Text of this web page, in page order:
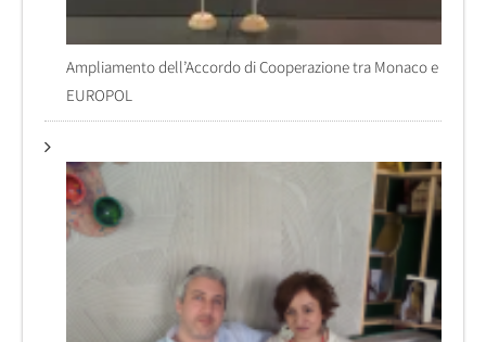
Ampliamento dell’Accordo di Cooperazione tra Monaco e
EUROPOL